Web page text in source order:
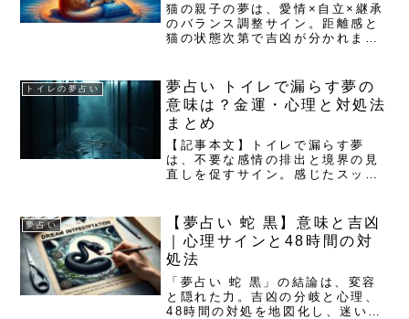
猫の親子の夢は、愛情×自立×継承
のバランス調整サイン。距離感と
猫の状態次第で吉凶が分かれま
します。夢占い 猫 親子の基本解
釈：象徴は「愛情×自立×継承」家
族愛と自立のバランスを整え...
トイレの夢占い
夢占い トイレで漏らす夢の
意味は？金運・心理と対処法
まとめ
【記事本文】トイレで漏らす夢
は、不要な感情の排出と境界の見
直しを促すサイン。感じたスッキ
えるヒントもお届けします。夢占
い トイレで漏らす夢の結論：意味
と吉凶の要点基本解釈：不要な
感...
夢占い
【夢占い 蛇 黒】意味と吉凶
｜心理サインと48時間の対
処法
「夢占い 蛇 黒」の結論は、変容
と隠れた力。吉凶の分岐と心理、
48時間の対処を地図化し、迷いを